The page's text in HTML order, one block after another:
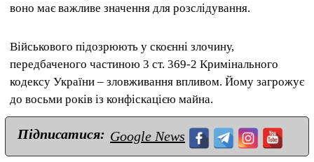
воно має важливе значення для розслідування.
Військового підозрюють у скоєнні злочину,
передбаченого частиною 3 ст. 369-2 Кримінального
кодексу України – зловживання впливом. Йому загрожує
до восьми років із конфіскацією майна.
Підписатися: Google News